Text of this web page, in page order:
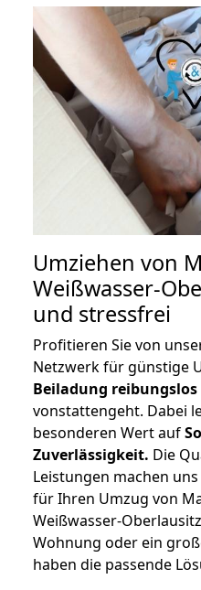
Umziehen von
Weißwasser-
und stressfrei
Profitieren Sie von
Netzwerk für günstige
Beiladung
vonstattengeht. Dabei
besonderen Wert auf
Zuverlässigkeit. Die
Leistungen machen
für Ihren Umzug von
Weißwasser-
Wohnung oder ein
haben die passende